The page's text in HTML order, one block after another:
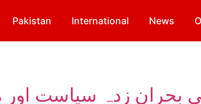
Pakistan International News